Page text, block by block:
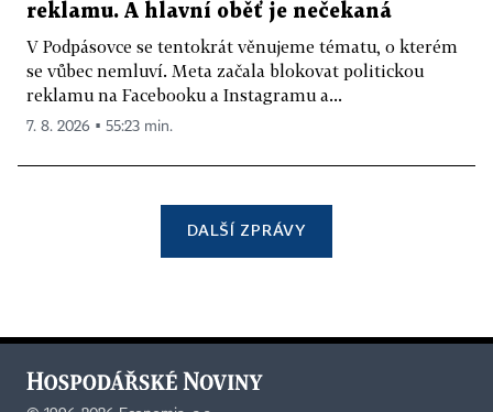
reklamu. A hlavní oběť je nečekaná
V Podpásovce se tentokrát věnujeme tématu, o kterém
se vůbec nemluví. Meta začala blokovat politickou
reklamu na Facebooku a Instagramu a...
7. 8. 2026 ▪ 55:23 min.
DALŠÍ ZPRÁVY